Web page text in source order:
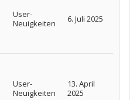
User-
Neuigkeiten
6. Juli 2025
User-
Neuigkeiten
13. April
2025